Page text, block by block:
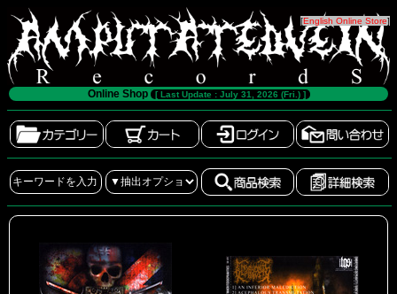
[English Online Store]
Online Shop [ Last Update : July 31, 2026 (Fri.) ]